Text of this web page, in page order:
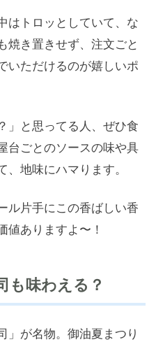
はトロッとしていて、な
焼き置きせず、注文ごと
いただけるのが嬉しいポ
」と思ってる人、ぜひ食
台ごとのソースの味や具
地味にハマります。
ル片手にこの香ばしい香
値ありますよ〜！
も味わえる？
」が名物。御油夏まつり